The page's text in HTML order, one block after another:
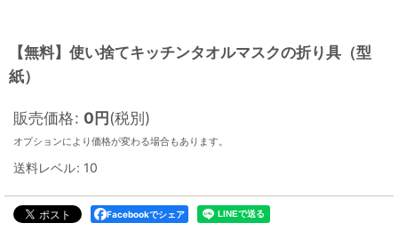
【無料】使い捨てキッチンタオルマスクの折り具（型
紙）
販売価格: 0円(税別)
オプションにより価格が変わる場合もあります。
送料レベル: 10
Facebookでシェア